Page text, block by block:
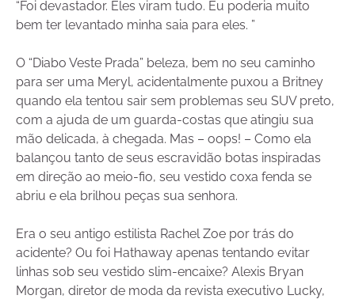
“Foi devastador. Eles viram tudo. Eu poderia muito
bem ter levantado minha saia para eles. ”
O “Diabo Veste Prada” beleza, bem no seu caminho
para ser uma Meryl, acidentalmente puxou a Britney
quando ela tentou sair sem problemas seu SUV preto,
com a ajuda de um guarda-costas que atingiu sua
mão delicada, à chegada. Mas – oops! – Como ela
balançou tanto de seus escravidão botas inspiradas
em direção ao meio-fio, seu vestido coxa fenda se
abriu e ela brilhou peças sua senhora.
Era o seu antigo estilista Rachel Zoe por trás do
acidente? Ou foi Hathaway apenas tentando evitar
linhas sob seu vestido slim-encaixe? Alexis Bryan
Morgan, diretor de moda da revista executivo Lucky,